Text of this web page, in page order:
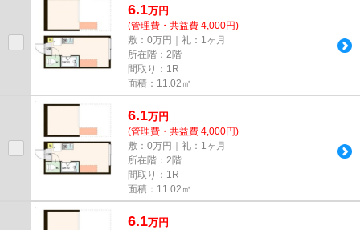
6.1万円
(管理費・共益費 4,000円)
敷：0万円｜礼：1ヶ月
所在階：2階
間取り：1R
面積：11.02㎡
6.1万円
(管理費・共益費 4,000円)
敷：0万円｜礼：1ヶ月
所在階：2階
間取り：1R
面積：11.02㎡
6.1万円